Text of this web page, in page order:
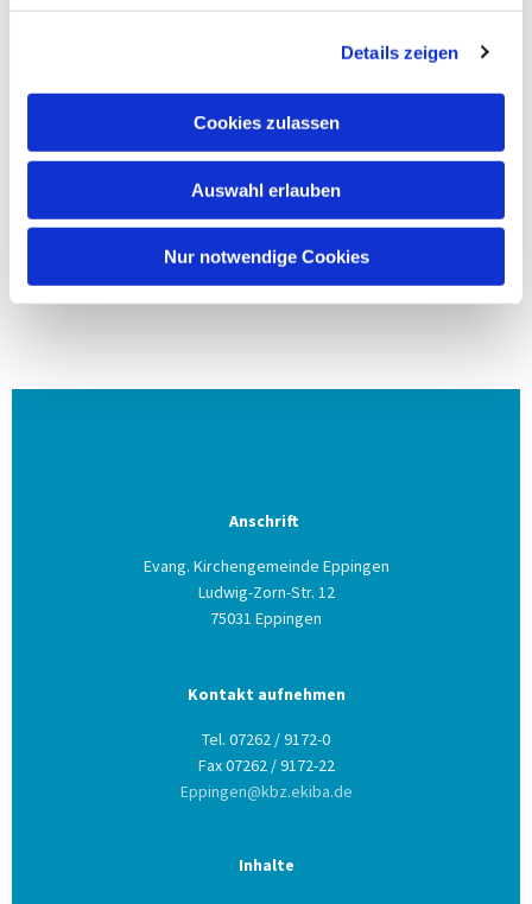
Details zeigen
Cookies zulassen
Auswahl erlauben
Nur notwendige Cookies
Anschrift
Evang. Kirchengemeinde Eppingen
Ludwig-Zorn-Str. 12
75031 Eppingen
Kontakt aufnehmen
Tel. 07262 / 9172-0
Fax 07262 / 9172-22
Eppingen@kbz.ekiba.de
Inhalte